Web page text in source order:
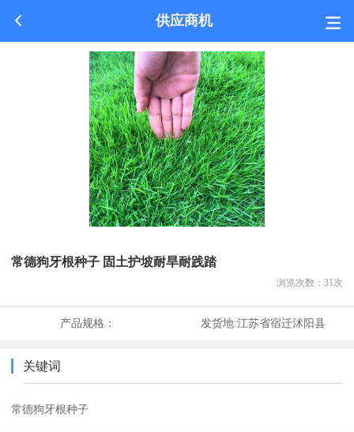
供应商机
常德狗牙根种子 固土护坡耐旱耐践踏
浏览次数： 31 次
产品规格： 发货地:江苏省宿迁沭阳县
关键词
常德狗牙根种子